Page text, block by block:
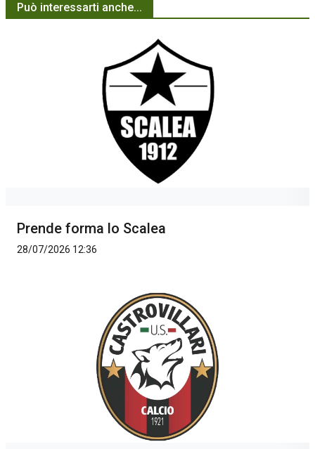
Può interessarti anche...
Prende forma lo Scalea
28/07/2026 12:36